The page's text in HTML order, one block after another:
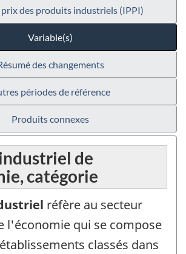
prix des produits industriels (IPPI)
Variable(s)
des changements
périodes de référence
Produits connexes
de
catégorie
réfère au secteur
l'économie qui se compose
classés dans